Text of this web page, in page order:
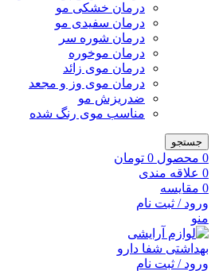
درمان خشکی مو
درمان سفیدی مو
درمان شوره سر
درمان موخوره
درمان موی زائد
درمان موی وز و مجعد
ضدریزش مو
مناسب موی رنگ شده
جستجو
0 محصول 0 تومان
0 علاقه مندی
0 مقایسه
ورود / ثبت نام
منو
ورود / ثبت نام